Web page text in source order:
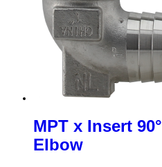
MPT x Insert 90°
Elbow